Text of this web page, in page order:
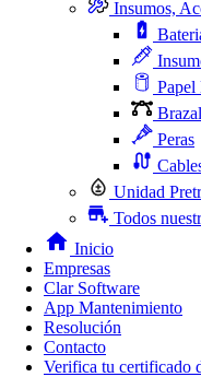
Insumos,
Peras
Unidad
Todos
Inicio
Empresas
Clar Software
App Mantenimiento
Resolución
Contacto
Verifica tu certificado